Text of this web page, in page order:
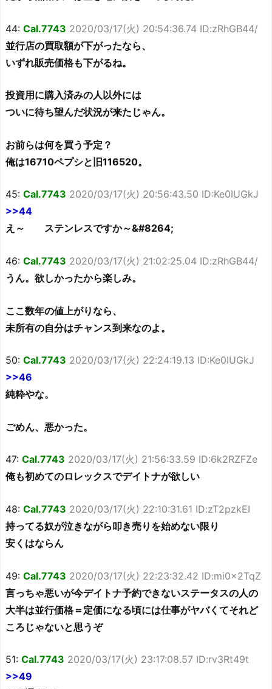
44: Cal.7743 2020/03/17(火) 20:54:36.74 ID:zRhGB44/
並行店の買取額が下がったなら、
いずれ販売価格も下がるね。
投資用に購入済みの人以外には
ついに待ち望んだ状況が来たじゃん。
お前らは何を買う予定？
俺は16710ペプシと旧116520。
45: Cal.7743 2020/03/17(火) 20:56:43.50 ID:Ke0IUGkJ
>>44
え～ ステンレスですか～&#8264;
46: Cal.7743 2020/03/17(火) 21:02:25.04 ID:zRhGB44/
うん。欲しかったから楽しみ。
ここ数年の値上がりなら、
未所有の自分はチャンス到来なのよ。
50: Cal.7743 2020/03/17(火) 22:24:19.13 ID:Ke0IUGkJ
>>46
純粋やな。
ごめん、悪かった。
47: Cal.7743 2020/03/17(火) 21:56:33.59 ID:6k2RZFZe
俺も初めてのロレックスでデイトナが欲しい
48: Cal.7743 2020/03/17(火) 22:10:31.61 ID:zT2pzkEI
持ってる奴が泣きながら叩き売りを始めない限り
安くはならん
49: Cal.7743 2020/03/17(火) 22:23:32.42 ID:mi0x2TqZ
言っちゃ悪いが今デイトナ予約できないステータスの人の
大半は並行価格＝定価になる頃には仕事がヤバくてそれど
ころじゃないと思うぞ
51: Cal.7743 2020/03/17(火) 23:17:08.57 ID:rv3Rt49t
>>49